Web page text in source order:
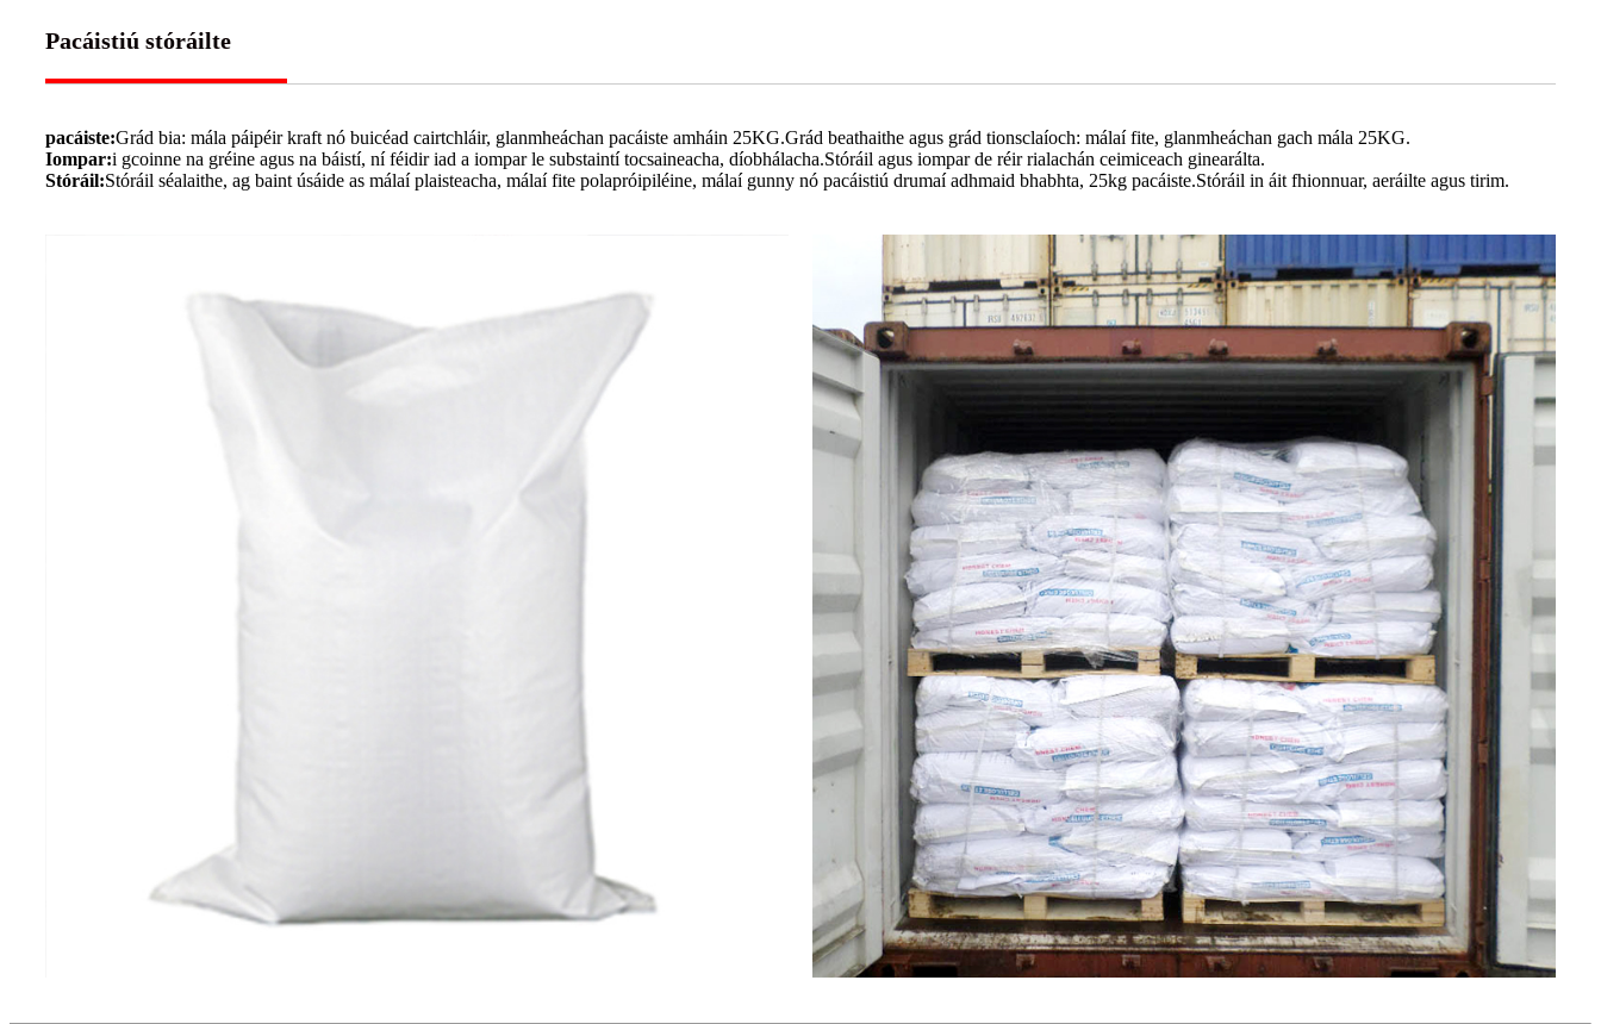
Pacáistiú stóráilte
pacáiste:Grád bia: mála páipéir kraft nó buicéad cairtchláir, glanmheáchan pacáiste amháin 25KG.Grád beathaithe agus grád tionsclaíoch: málaí fite, glanmheáchan gach mála 25KG.
Iompar:i gcoinne na gréine agus na báistí, ní féidir iad a iompar le substaintí tocsaineacha, díobhálacha.Stóráil agus iompar de réir rialachán ceimiceach ginearálta.
Stóráil:Stóráil séalaithe, ag baint úsáide as málaí plaisteacha, málaí fite polapróipiléine, málaí gunny nó pacáistiú drumaí adhmaid bhabhta, 25kg pacáiste.Stóráil in áit fhionnuar, aeráilte agus tirim.